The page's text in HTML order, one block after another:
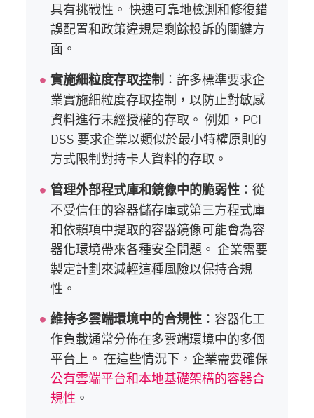
具有挑戰性。 快速可靠地檢測和修復錯
誤配置和政策違規是剩餘投訴的關鍵方
面。
實施細粒度存取控制 ：許多標準要求企
業實施細粒度存取控制，以防止對敏感
資料進行未經授權的存取。 例如，PCI
DSS 要求企業以類似於最小特權原則的
方式限制對持卡人資料的存取。
管理外部程式庫和鏡像中的脆弱性 ：從
不受信任的容器儲存庫或第三方程式庫
和依賴項中提取的容器鏡像可能會為容
器化環境帶來各種安全問題。 企業需要
製定計劃來減輕這種風險以保持合規
性。
維持多雲端環境中的合規性 ：容器化工
作負載通常分佈在多雲端環境中的多個
平台上。 在這些情況下，企業需要確保
公有雲端平台和本地基礎架構的容器合
規性 。